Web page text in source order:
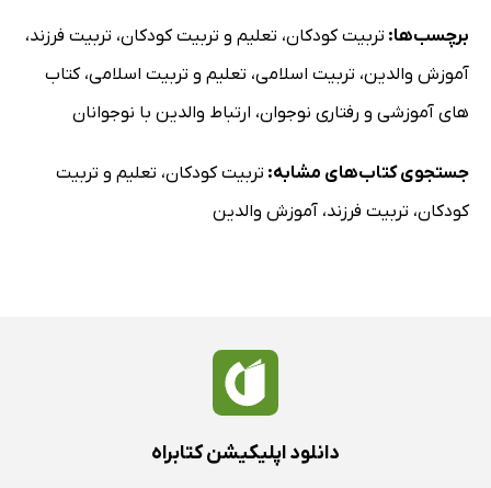
برچسب‌ها: تربیت کودکان، تعلیم و تربیت کودکان، تربیت فرزند،
آموزش والدین، تربیت اسلامی، تعلیم و تربیت اسلامی،کتاب
های آموزشی و رفتاری نوجوان، ارتباط والدین با نوجوانان
جستجوی کتاب‌های مشابه: تربیت کودکان، تعلیم و تربیت
کودکان، تربیت فرزند، آموزش والدین
دانلود اپلیکیشن کتابراه